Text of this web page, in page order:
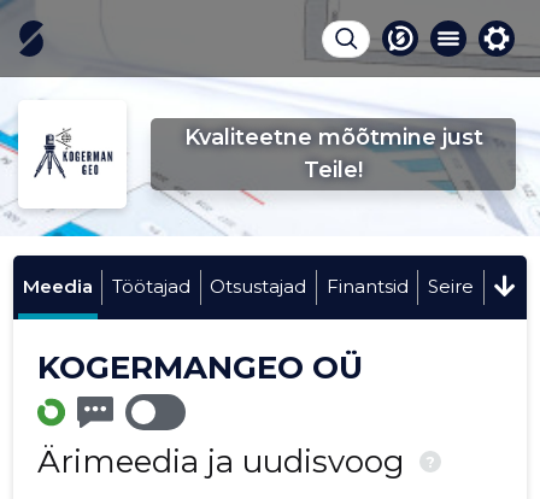
Kvaliteetne mõõtmine just
Teile!
Meedia Töötajad Otsustajad Finantsid Seire
KOGERMANGEO OÜ
Ärimeedia ja uudisvoog ?